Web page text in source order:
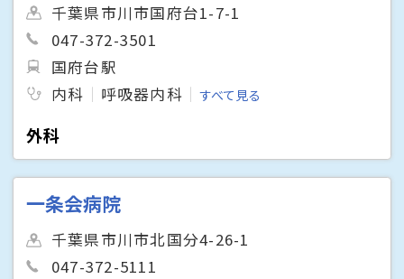
千葉県市川市国府台1-7-1
047-372-3501
国府台駅
内科
呼吸器内科 すべて見る
外科
一条会病院
千葉県市川市北国分4-26-1
047-372-5111